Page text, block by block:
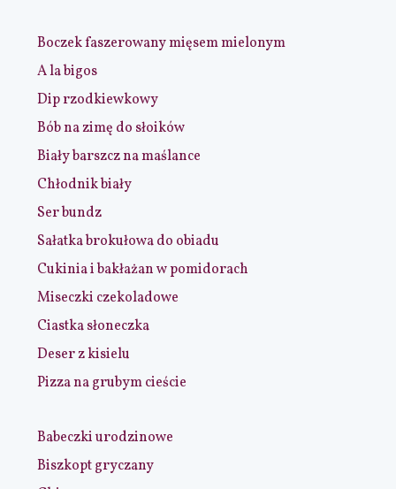
Boczek faszerowany mięsem mielonym
A la bigos
Dip rzodkiewkowy
Bób na zimę do słoików
Biały barszcz na maślance
Chłodnik biały
Ser bundz
Sałatka brokułowa do obiadu
Cukinia i bakłażan w pomidorach
Miseczki czekoladowe
Ciastka słoneczka
Deser z kisielu
Pizza na grubym cieście
Babeczki urodzinowe
Biszkopt gryczany